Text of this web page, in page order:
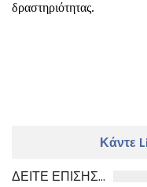
δραστηριότητας.
Κάντε
ΔΕΙΤΕ ΕΠΙΣΗΣ...